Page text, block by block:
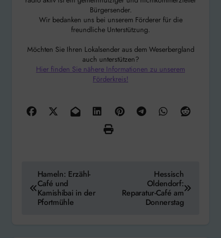
Bürgersender.
Wir bedanken uns bei unserem Förderer für die
freundliche Unterstützung.
Möchten Sie Ihren Lokalsender aus dem Weserbergland
auch unterstützen?
Hier finden Sie nähere Informationen zu unserem
Förderkreis!
Beitragsnavigation
Hameln: Erzähl-
Café und
Kamishibai in der
Pfortmühle
Hessisch
Oldendorf:
Reparatur-Café am
Donnerstag